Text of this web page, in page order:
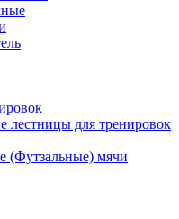
лестницы для тренировок
(Футзальные) мячи